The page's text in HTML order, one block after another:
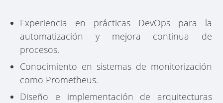
Experiencia en prácticas DevOps para la
automatización y mejora continua de
procesos.
Conocimiento en sistemas de monitorización
como Prometheus.
Diseño e implementación de arquitecturas